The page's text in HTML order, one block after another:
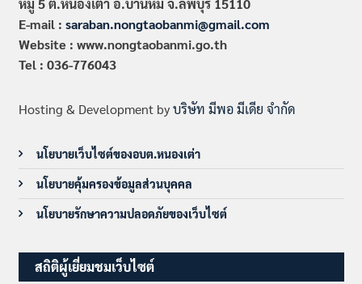
หมู่ 5 ต.หนองเต่า อ.บ้านหมี่ จ.ลพบุรี 15110
E-mail : saraban.nongtaobanmi@gmail.com
Website : www.nongtaobanmi.go.th
Tel : 036-776043
Hosting & Development byบริษัท มีพอ มีเดีย จำกัด
นโยบายเว็บไซต์ของอบต.หนองเต่า
นโยบายคุ้มครองข้อมูลส่วนบุคคล
นโยบายรักษาความปลอดภัยของเว็บไซต์
สถิติผู้เยี่ยมชมเว็บไซต์